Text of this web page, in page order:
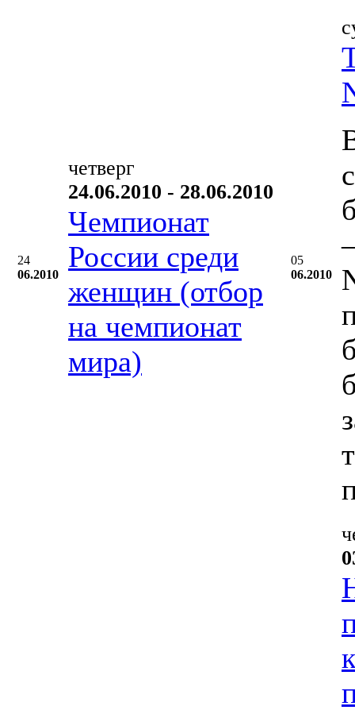
24
06.2010
четверг
24.06.2010 - 28.06.2010
Чемпионат
России среди
женщин (отбор
на чемпионат
мира)
05
06.2010